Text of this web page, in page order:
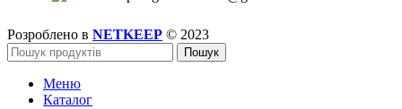
Розроблено в NETKEEP © 2023
Пошук
Меню
Каталог